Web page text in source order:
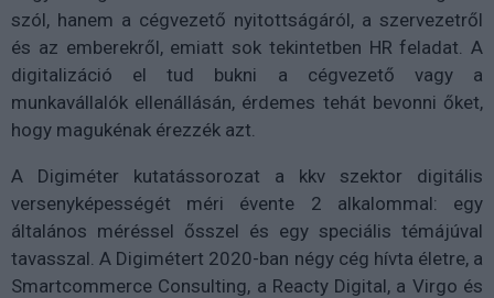
szól, hanem a cégvezető nyitottságáról, a szervezetről
és az emberekről, emiatt sok tekintetben HR feladat. A
digitalizáció el tud bukni a cégvezető vagy a
munkavállalók ellenállásán, érdemes tehát bevonni őket,
hogy magukénak érezzék azt.
A Digiméter kutatássorozat a kkv szektor digitális
versenyképességét méri évente 2 alkalommal: egy
általános méréssel ősszel és egy speciális témájúval
tavasszal. A Digimétert 2020-ban négy cég hívta életre, a
Smartcommerce Consulting, a Reacty Digital, a Virgo és